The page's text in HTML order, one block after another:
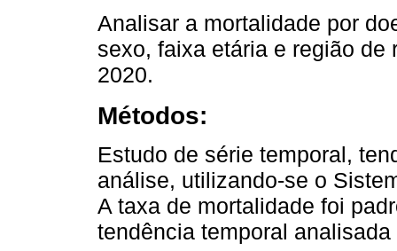
Analisar a mortalidade por
sexo, faixa etária e região
2020.
Métodos:
Estudo de série temporal,
análise, utilizando-se o
A taxa de mortalidade foi
tendência temporal